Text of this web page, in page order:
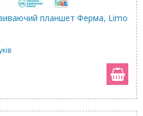
планшет Ферма, Limo